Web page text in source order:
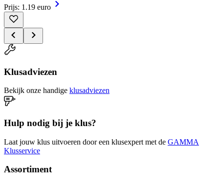
Prijs: 1.19 euro
Klusadviezen
Bekijk onze handige klusadviezen
Hulp nodig bij je klus?
Laat jouw klus uitvoeren door een klusexpert met de GAMMA
Klusservice
Assortiment